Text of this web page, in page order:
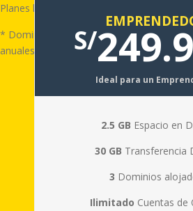
Planes hosting desde:
* Dominio gratis (.com, .net .org, .info, es)
anuales.
S/
Ideal para un
2.5 GB Espacio en
30 GB Transferencia
3 Dominios
Ilimitado Cuentas de